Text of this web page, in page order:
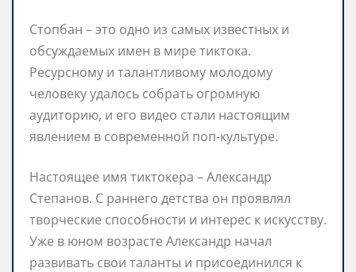
Стопбан – это одно из самых известных и
обсуждаемых имен в мире тиктока.
Ресурсному и талантливому молодому
человеку удалось собрать огромную
аудиторию, и его видео стали настоящим
явлением в современной поп-культуре.
Настоящее имя тиктокера – Александр
Степанов. С раннего детства он проявлял
творческие способности и интерес к искусству.
Уже в юном возрасте Александр начал
развивать свои таланты и присоединился к